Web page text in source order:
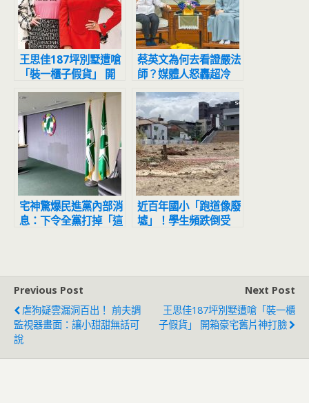
王思佳187坪別墅遭嗆
「裝一櫃子假貨」 開
箱豪宅舊片神打臉
蔡英文為何去看證嚴法
師？媒體人怒轟超冷
血：在演「這齣戲」
宅神驚爆民進黨內部消
息：下令全黨打掉「這
近百年國小「跑道像廢
墟」！學生頻跌倒受
Previous Post
虐狗疑雲漏洞百出！ 前夫調
監視器畫面：讓小甜甜無話可
說
Next Post
王思佳187坪別墅遭嗆「裝一櫃
子假貨」 開箱豪宅舊片神打臉